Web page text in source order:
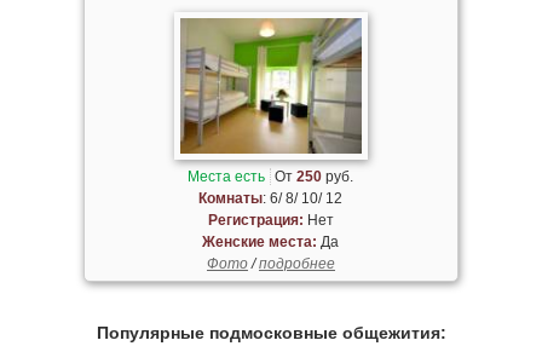
Места есть От250 руб.
Комнаты: 6/ 8/ 10/ 12
Регистрация: Нет
Женские места: Да
Фото/подробнее
Популярные подмосковные общежития: